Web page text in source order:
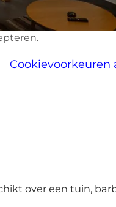
Cookievoorkeuren
over een tuin,